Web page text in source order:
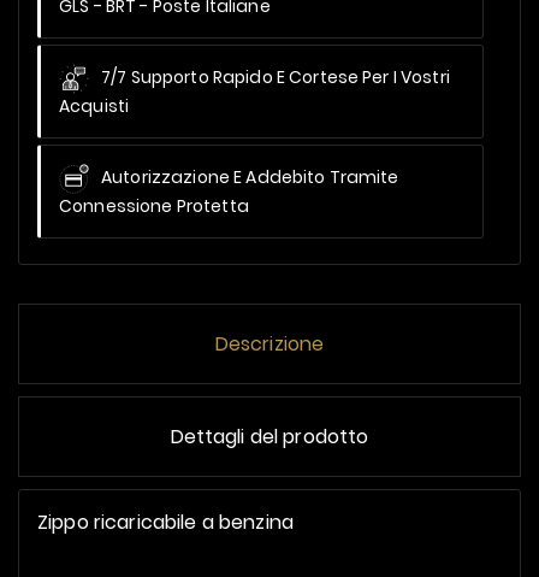
GLS - BRT - Poste Italiane
7/7 Supporto Rapido E Cortese Per I Vostri
Acquisti
Autorizzazione E Addebito Tramite
Connessione Protetta
Descrizione
Dettagli del prodotto
Zippo ricaricabile a benzina